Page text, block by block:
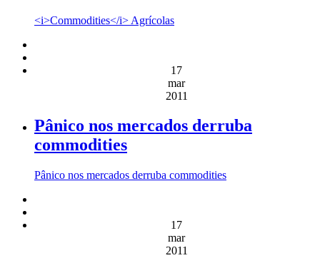
<i>Commodities</i> Agrícolas
17
mar
2011
Pânico nos mercados derruba
commodities
Pânico nos mercados derruba commodities
17
mar
2011